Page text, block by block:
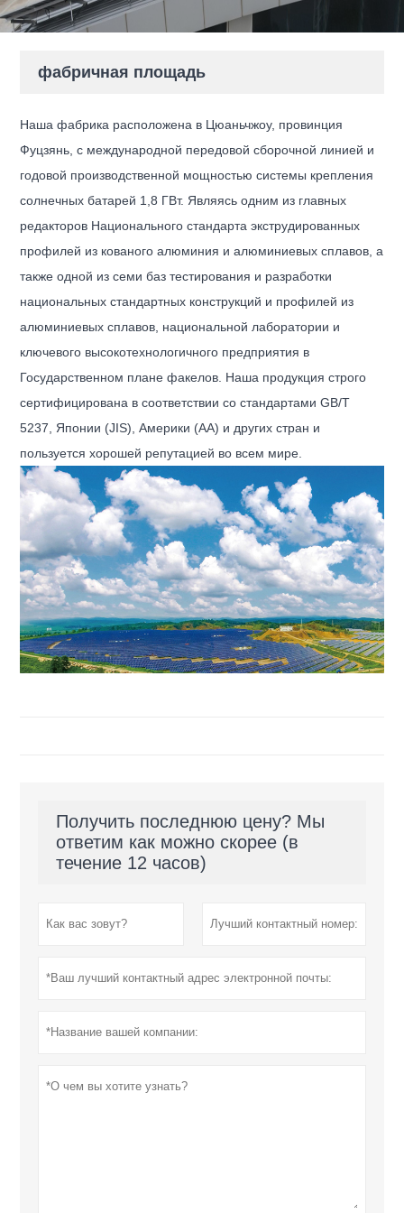
фабричная площадь
Наша фабрика расположена в Цюаньчжоу, провинция
Фуцзянь, с международной передовой сборочной линией и
годовой производственной мощностью системы крепления
солнечных батарей 1,8 ГВт. Являясь одним из главных
редакторов Национального стандарта экструдированных
профилей из кованого алюминия и алюминиевых сплавов, а
также одной из семи баз тестирования и разработки
национальных стандартных конструкций и профилей из
алюминиевых сплавов, национальной лаборатории и
ключевого высокотехнологичного предприятия в
Государственном плане факелов. Наша продукция строго
сертифицирована в соответствии со стандартами GB/T
5237, Японии (JIS), Америки (AA) и других стран и
пользуется хорошей репутацией во всем мире.
Получить последнюю цену? Мы
ответим как можно скорее (в
течение 12 часов)